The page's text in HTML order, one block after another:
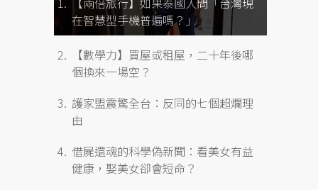
在智慧型手機普遍嗎？」
【數學力】買屋或租屋，二十年後哪
個換來一場空？
護家盟震驚全台：反同的七個超爛理
由
借屍還魂的科學偽新聞：看美女有益
健康，娶美女卻會短命？